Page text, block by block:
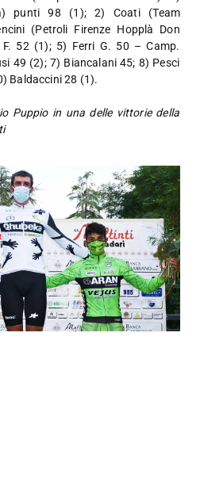
punti 98 (1); 2) Coati (Team
(Petroli Firenze Hopplà Don
52 (1); 5) Ferri G. 50 – Camp.
49 (2); 7) Biancalani 45; 8) Pesci
Baldaccini 28 (1).
Puppio in una delle vittorie della